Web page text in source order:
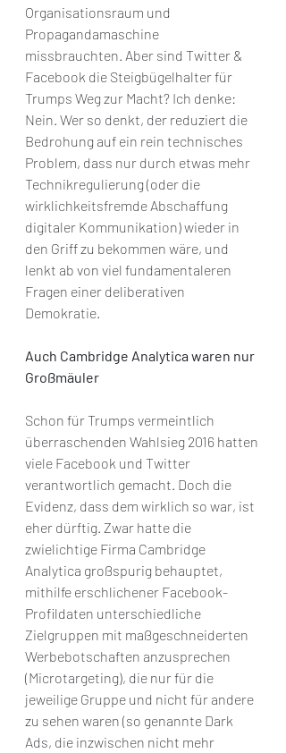
Organisationsraum und
Propagandamaschine
missbrauchten. Aber sind Twitter &
Facebook die Steigbügelhalter für
Trumps Weg zur Macht? Ich denke:
Nein. Wer so denkt, der reduziert die
Bedrohung auf ein rein technisches
Problem, dass nur durch etwas mehr
Technikregulierung (oder die
wirklichkeitsfremde Abschaffung
digitaler Kommunikation) wieder in
den Griff zu bekommen wäre, und
lenkt ab von viel fundamentaleren
Fragen einer deliberativen
Demokratie.
Auch Cambridge Analytica waren nur
Großmäuler
Schon für Trumps vermeintlich
überraschenden Wahlsieg 2016 hatten
viele Facebook und Twitter
verantwortlich gemacht. Doch die
Evidenz, dass dem wirklich so war, ist
eher dürftig. Zwar hatte die
zwielichtige Firma Cambridge
Analytica großspurig behauptet,
mithilfe erschlichener Facebook-
Profildaten unterschiedliche
Zielgruppen mit maßgeschneiderten
Werbebotschaften anzusprechen
(Microtargeting), die nur für die
jeweilige Gruppe und nicht für andere
zu sehen waren (so genannte Dark
Ads, die inzwischen nicht mehr